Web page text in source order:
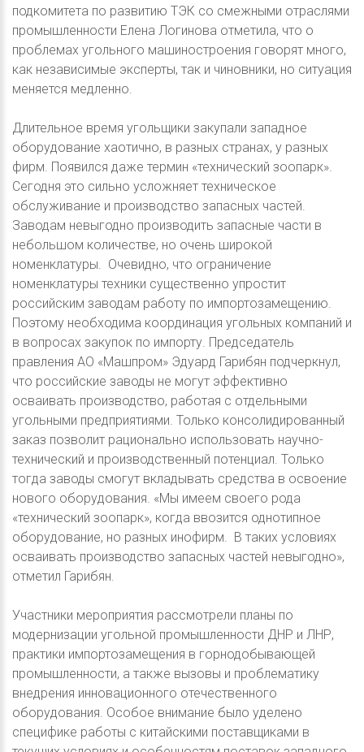
подкомитета по развитию ТЭК со смежными отраслями
промышленности Елена Логинова отметила, что о
проблемах угольного машиностроения говорят много,
как независимые эксперты, так и чиновники, но ситуация
меняется медленно.
Длительное время угольщики закупали западное
оборудование хаотично, в разных странах, у разных
фирм. Появился даже термин «технический зоопарк».
Сегодня это сильно усложняет техническое
обслуживание и производство запасных частей.
Заводам невыгодно производить запасные части в
небольшом количестве, но очень широкой
номенклатуры. Очевидно, что ограничение
номенклатуры техники существенно упростит
российским заводам работу по импортозамещению.
Поэтому необходима координация угольных компаний и
в вопросах закупок по импорту. Председатель
правления АО «Машпром» Эдуард Гарибян подчеркнул,
что российские заводы не могут эффективно
осваивать производство, работая с отдельными
угольными предприятиями. Только консолидированный
заказ позволит рационально использовать научно-
технический и производственный потенциал. Только
тогда заводы смогут вкладывать средства в освоение
нового оборудования. «Мы имеем своего рода
«технический зоопарк», когда ввозится однотипное
оборудование, но разных инофирм. В таких условиях
осваивать производство запасных частей невыгодно»,
отметил Гарибян.
Участники мероприятия рассмотрели планы по
модернизации угольной промышленности ДНР и ЛНР,
практики импортозамещения в горнодобывающей
промышленности, а также вызовы и проблематику
внедрения инновационного отечественного
оборудования. Особое внимание было уделено
специфике работы с китайскими поставщиками в